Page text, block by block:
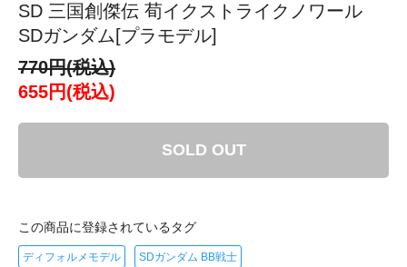
SD 三国創傑伝 荀イクストライクノワール
SDガンダム[プラモデル]
770円(税込)
655円(税込)
SOLD OUT
この商品に登録されているタグ
ディフォルメモデル SDガンダム BB戦士